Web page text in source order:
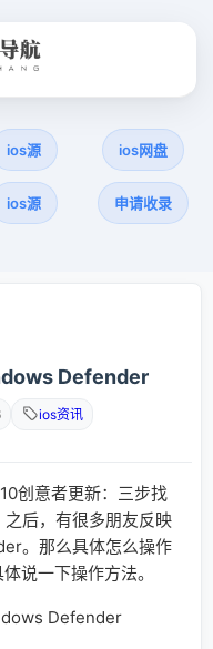
ios源 ios网盘
ios源 申请收录
Defender
ios资讯
创意者更新：三步找
后，有很多朋友反映
。那么具体怎么操作
说一下操作方法。